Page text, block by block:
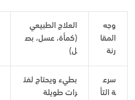
وجه
المقا
رنة
العلاج الطبيعي
(كمأة، عسل، بص
ل)
سرع
ة التأ
بطيء ويحتاج لفت
رات طويلة